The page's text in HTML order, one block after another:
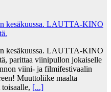
kesäkuussa. LAUTTA-KINO
kesäkuussa. LAUTTA-KINO
parittaa viinipullon jokaiselle
viini- ja filmifestivaalin
Muuttoliike maalta
[...]